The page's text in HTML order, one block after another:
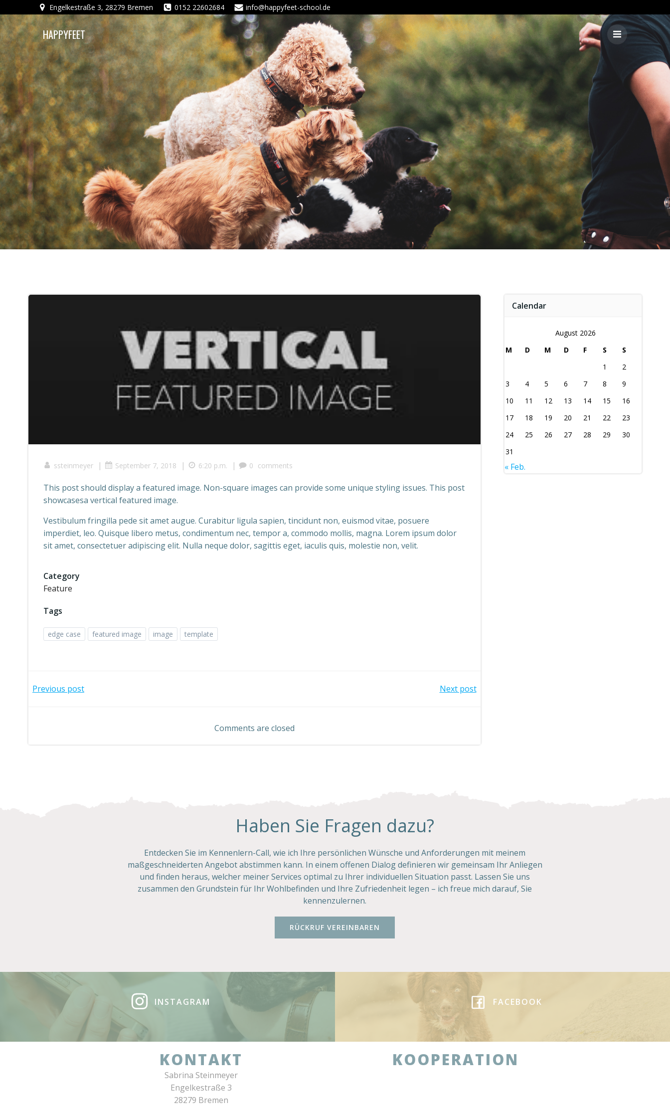
Inhalt
springen
Engelkestraße 3, 28279 Bremen 0152 22602684 info@happyfeet-school.de
HAPPYFEET
ssteinmeyer | September 7, 2018 | 6:20 p.m. | 0 comments
This post should display a featured image. Non-square images can provide some unique styling issues. This post
showcasesa vertical featured image.
Vestibulum fringilla pede sit amet augue. Curabitur ligula sapien, tincidunt non, euismod vitae, posuere
imperdiet, leo. Quisque libero metus, condimentum nec, tempor a, commodo mollis, magna. Lorem ipsum dolor
sit amet, consectetuer adipiscing elit. Nulla neque dolor, sagittis eget, iaculis quis, molestie non, velit.
Category
Feature
Tags
edge case featured image image template
Post
Previous post
navigation
Next post
Comments are closed
Calendar
August 2026
M
D M D F S
S
1
2
3
4 5 6 7 8
9
10
11 12 13 14 15
16
17
18 19 20 21 22
23
24
25 26 27 28 29
30
31
« Feb.
Haben Sie Fragen dazu?
Entdecken Sie im Kennenlern-Call, wie ich Ihre persönlichen Wünsche und Anforderungen mit meinem
maßgeschneiderten Angebot abstimmen kann. In einem offenen Dialog definieren wir gemeinsam Ihr Anliegen
und finden heraus, welcher meiner Services optimal zu Ihrer individuellen Situation passt. Lassen Sie uns
zusammen den Grundstein für Ihr Wohlbefinden und Ihre Zufriedenheit legen – ich freue mich darauf, Sie
kennenzulernen.
RÜCKRUF VEREINBAREN
INSTAGRAM FACEBOOK
KONTAKT
Sabrina Steinmeyer
Engelkestraße 3
28279 Bremen
KOOPERATION